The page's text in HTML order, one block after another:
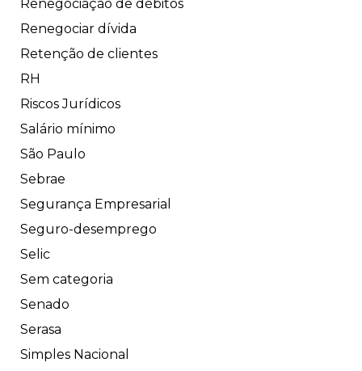
Renegociação de débitos
Renegociar dívida
Retenção de clientes
RH
Riscos Jurídicos
Salário mínimo
São Paulo
Sebrae
Segurança Empresarial
Seguro-desemprego
Selic
Sem categoria
Senado
Serasa
Simples Nacional